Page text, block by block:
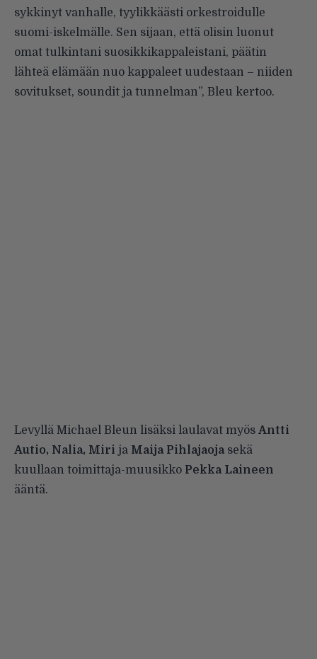
sykkinyt vanhalle, tyylikkäästi orkestroidulle
suomi-iskelmälle. Sen sijaan, että olisin luonut
omat tulkintani suosikkikappaleistani, päätin
lähteä elämään nuo kappaleet uudestaan – niiden
sovitukset, soundit ja tunnelman”, Bleu kertoo.
Levyllä Michael Bleun lisäksi laulavat myös Antti
Autio, Nalia, Miri ja Maija Pihlajaoja sekä
kuullaan toimittaja-muusikko Pekka Laineen
ääntä.